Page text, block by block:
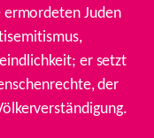
ermordeten Juden
er setzt
der